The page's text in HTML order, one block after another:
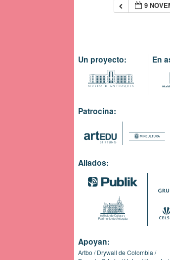
9
Un proyecto: En
Patrocina:
Aliados:
Apoyan:
Artbo
Drywall de Colombia